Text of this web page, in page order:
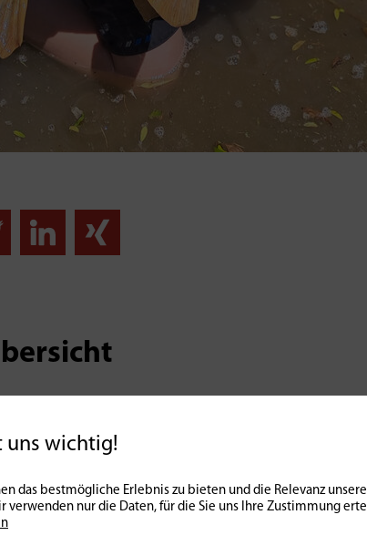
uns wichtig!
das bestmögliche Erlebnis zu bieten und die Relevanz
verwenden nur die Daten, für die Sie uns Ihre Zustimmung